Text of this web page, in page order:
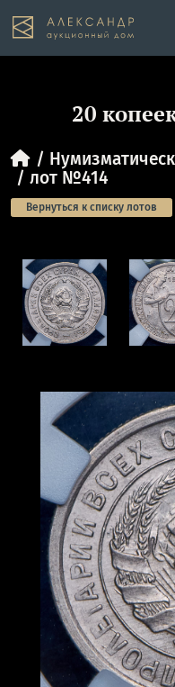
20
лот №414
Вернуться к списку лотов